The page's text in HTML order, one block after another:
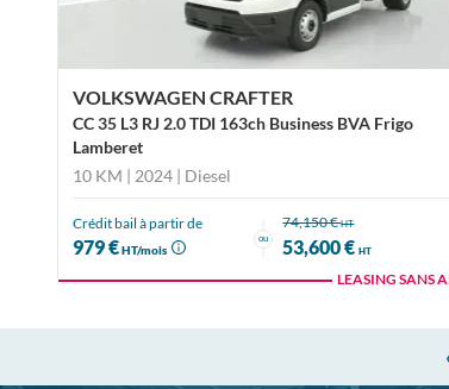
VOLKSWAGEN CRAFTER
CC 35 L3 RJ 2.0 TDI 163ch Business BVA Frigo
Lamberet
10 KM | 2024 | Diesel
Crédit bail à partir de
979 €HT/mois
ou
74,150 €HT
53,600 €HT
LEASING SANS